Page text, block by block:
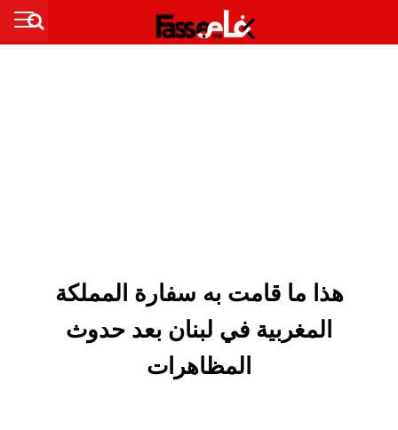
هذا ما قامت به سفارة المملكة
المغربية في لبنان بعد حدوث
المظاهرات